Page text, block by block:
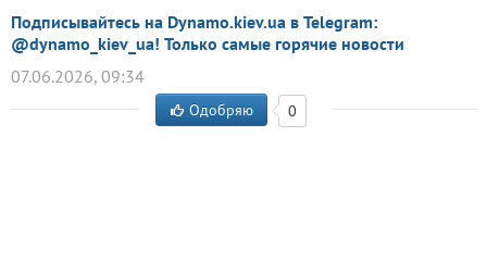
Подписывайтесь на Dynamo.kiev.ua в Telegram:
@dynamo_kiev_ua! Только самые горячие новости
07.06.2026, 09:34
Одобряю 0